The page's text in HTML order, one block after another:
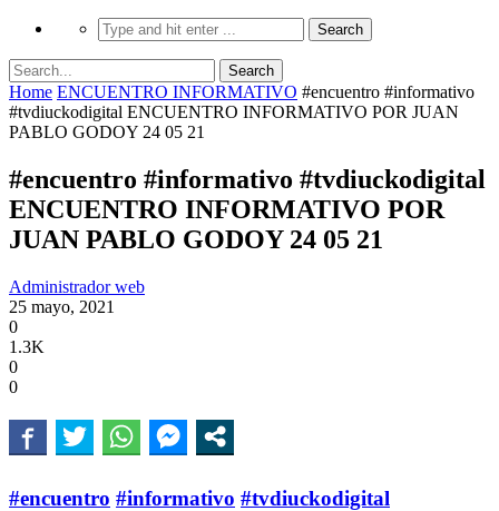
Home ENCUENTRO INFORMATIVO #encuentro #informativo
#tvdiuckodigital ENCUENTRO INFORMATIVO POR JUAN
PABLO GODOY 24 05 21
#encuentro #informativo #tvdiuckodigital
ENCUENTRO INFORMATIVO POR
JUAN PABLO GODOY 24 05 21
Administrador web
25 mayo, 2021
0
1.3K
0
0
#encuentro #informativo #tvdiuckodigital